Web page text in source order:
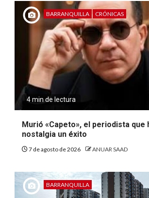
BARRANQUILLA CRÓNICAS
4 min de lectura
Murió «Capeto», el periodista que
nostalgia un éxito
7 de agosto de 2026 ANUAR SAAD
BARRANQUILLA